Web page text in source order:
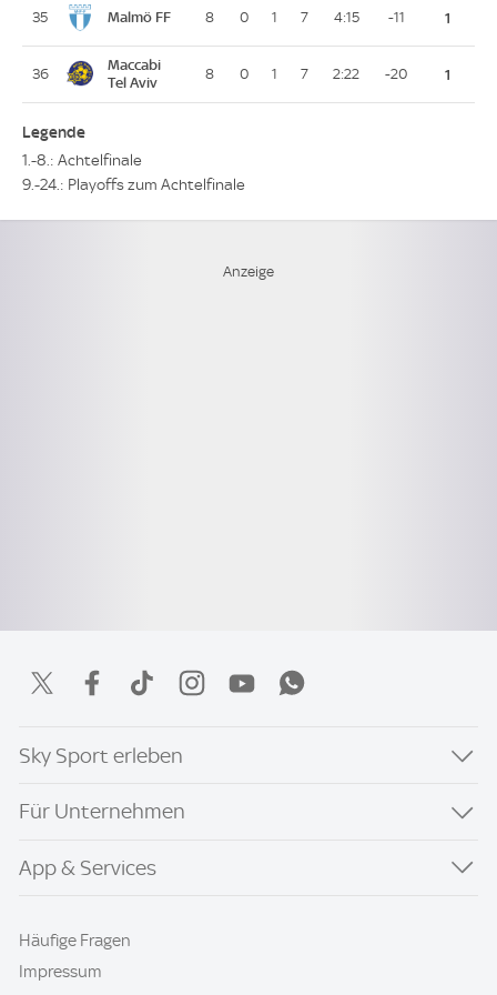
35 Malmö FF 8 0 1 7 4:15 -11 1
36
Maccabi
Tel Aviv
8 0 1 7 2:22 -20 1
Legende
1.-8.: Achtelfinale
9.-24.: Playoffs zum Achtelfinale
Sky Sport erleben
Für Unternehmen
App & Services
Häufige Fragen
Impressum